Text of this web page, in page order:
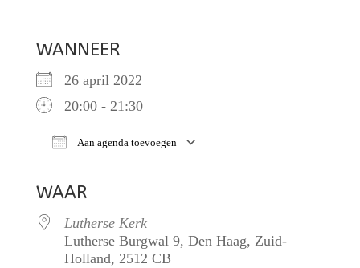
WANNEER
26 april 2022
20:00 - 21:30
Aan agenda toevoegen
WAAR
Lutherse Kerk
Lutherse Burgwal 9, Den Haag, Zuid-
Holland, 2512 CB